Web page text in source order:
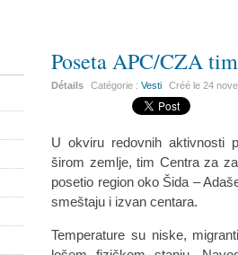
Poseta APC/CZA
Détails Catégorie :Vesti Créé le24
U okviru redovnih aktivnosti
širom zemlje, tim Centra za
posetio region oko Šida –
smeštaju i izvan centara.
Temperature su niske,